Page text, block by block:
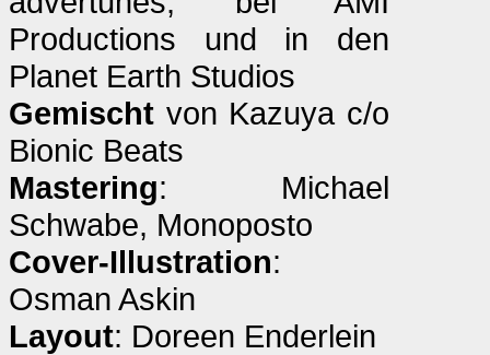
Productions und in den
Planet Earth Studios
Gemischt von Kazuya c/o
Bionic Beats
Mastering: Michael
Schwabe, Monoposto
Cover-Illustration:
Osman Askin
Layout: Doreen Enderlein